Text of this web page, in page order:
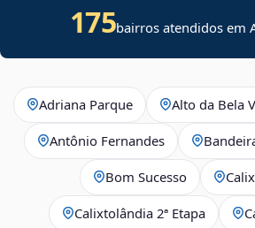
175bairros atendidos em
Adriana Parque Alto da Bela
Antônio Fernandes
Bom Sucesso
Calixtolândia 2ª Etapa